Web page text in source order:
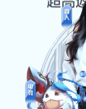
以梦为帆，破浪
2025/06/02 最